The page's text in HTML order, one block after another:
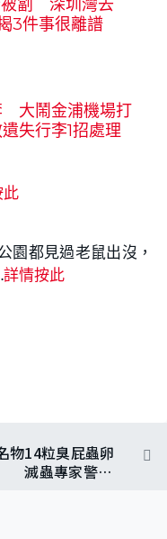
被劏 深圳灣去
3件事很離譜
大鬧金浦機場打
失行李1招處理
此
園都見過老鼠出沒，
詳情按此
物14粒臭屁蟲卵
滅蟲專家警